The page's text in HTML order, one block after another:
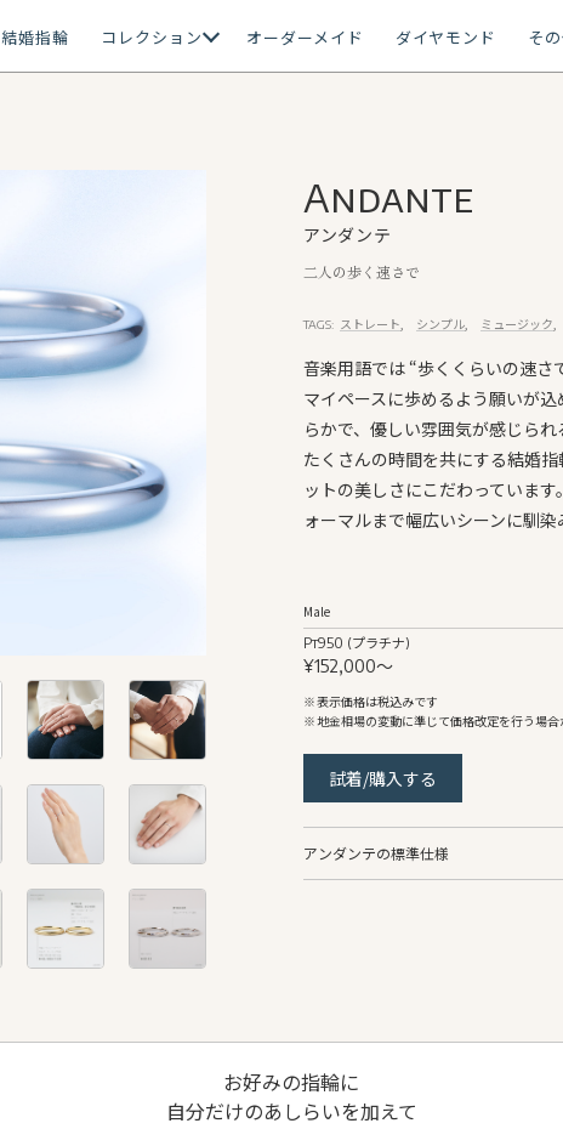
結婚指輪 コレクション オーダーメイド ダイヤモンド そ
アンダンテ
Andante
二人の歩く速さで
TAGS: ストレート シンプル ミュージック
音楽用語では “歩くくらいの速
マイペースに歩めるよう願いが
らかで、優しい雰囲気が感じら
たくさんの時間を共にする結婚
ットの美しさにこだわっていま
ォーマルまで幅広いシーンに馴染
Male
Pt950 (プラチナ)
¥152,000〜
表示価格は税込みです
地金相場の変動に準じて価格改定を行う場
試着/購入する
アンダンテの標準仕様
リング形状
ダイヤ等
お好みの指輪に
自分だけのあしらいを加えて